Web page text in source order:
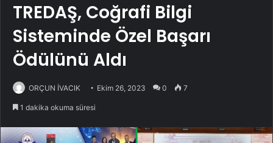
TREDAŞ, Coğrafi Bilgi
Sisteminde Özel Başarı
Ödülünü Aldı
ORÇUN İVACIK Ekim 26, 2023 0 7
1 dakika okuma süresi